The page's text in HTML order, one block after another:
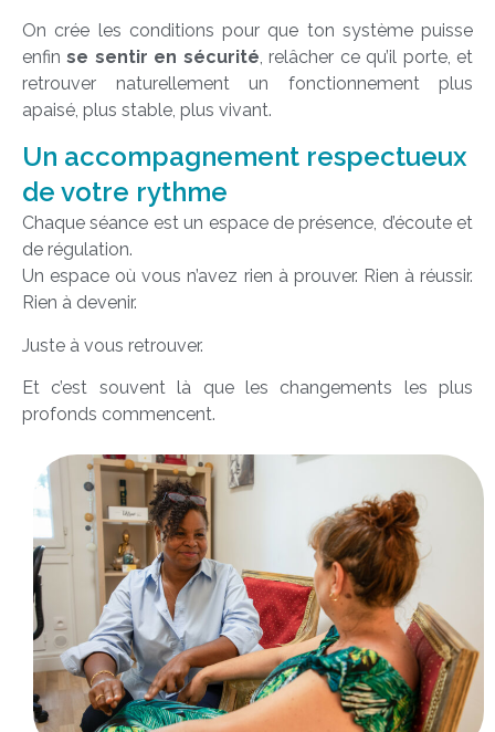
On crée les conditions pour que ton système puisse
enfinse sentir en sécurité , relâcher ce qu’il porte, et
retrouver naturellement un fonctionnement plus
apaisé, plus stable, plus vivant.
Un accompagnement respectueux
de votre rythme
Chaque séance est un espace de présence, d’écoute et
de régulation.
Un espace où vous n’avez rien à prouver. Rien à réussir.
Rien à devenir.
Juste à vous retrouver.
Et c’est souvent là que les changements les plus
profonds commencent.